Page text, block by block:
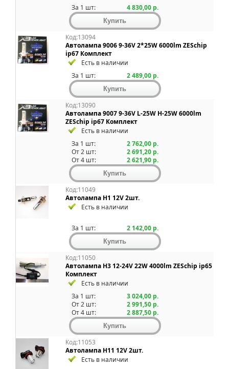
За 1 шт:
4 830,00 р.
Код:13094
Автолампа 9006 9-36V 2*25W 6000lm ZESchip
ip67 Комплект
Есть в наличии
За 1 шт:
2 489,00 р.
Код:13090
Автолампа 9007 9-36V L-25W H-25W 6000lm
ZESchip ip67 Комплект
Есть в наличии
За 1 шт:
2 762,00 р.
От 2 шт:
2 691,20 р.
От 4 шт:
2 621,90 р.
Код:11049
Автолампа H1 12V 2шт.
Есть в наличии
За 1 шт: 2 142,00 р.
Код:11050
Автолампа H3 12-24V 22W 4000lm ZESchip ip65
Комплект
Есть в наличии
За 1 шт:
3 024,00 р.
От 2 шт:
2 991,50 р.
От 4 шт:
2 887,50 р.
Код:11053
Автолампа H11 12V 2шт.
Есть в наличии